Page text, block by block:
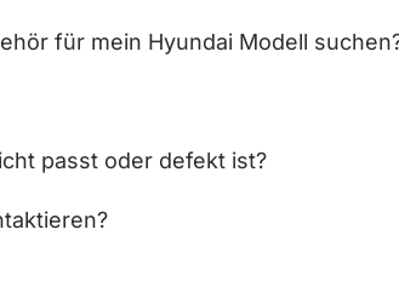
für mein Hyundai Modell
passt oder defekt ist?